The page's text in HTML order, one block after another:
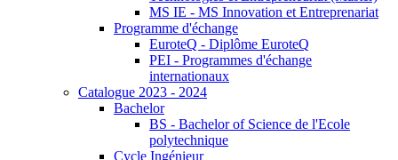
MS IE - MS Innovation et Entreprenariat
Programme d'échange
EuroteQ - Diplôme EuroteQ
PEI - Programmes d'échange
internationaux
Catalogue 2023 - 2024
Bachelor
BS - Bachelor of Science de l'Ecole
polytechnique
Cycle Ingénieur